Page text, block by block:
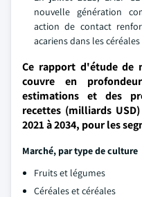
nouvelle génération
action de contact
acariens dans les
Ce rapport d'étude de
couvre en
estimations et des
recettes (milliards
2021 à 2034, pour les
Marché, par type de culture
Fruits et légumes
Céréales et céréales